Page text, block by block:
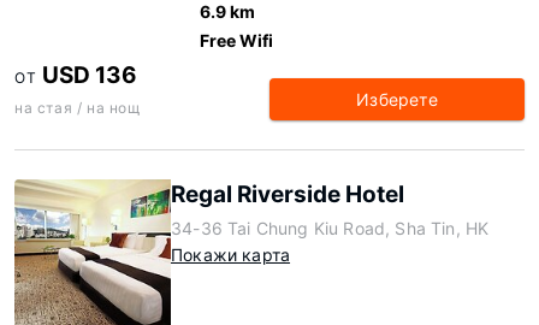
6.9 km
Free Wifi
ОТ USD 136
на стая / на нощ Изберете
Regal Riverside Hotel
34-36 Tai Chung Kiu Road, Sha Tin, HK
Покажи карта